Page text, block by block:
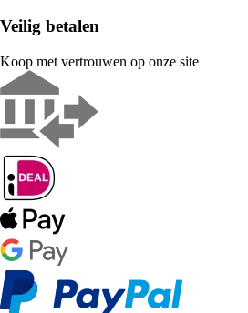
Veilig betalen
Koop met vertrouwen op onze site